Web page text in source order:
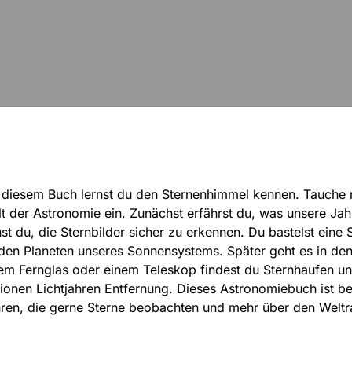
Buch lernst du den Sternenhimmel kennen.
der Astronomie ein. Zunächst erfährst du, was unsere
du, die Sternbilder sicher zu erkennen. Du bastelst eine
Planeten unseres Sonnensystems. Später geht es in
Fernglas oder einem Teleskop findest du Sternhaufen
Lichtjahren Entfernung. Dieses Astronomiebuch ist
die gerne Sterne beobachten und mehr über den